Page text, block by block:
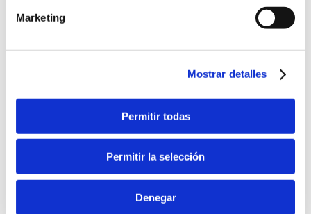
Marketing
Mostrar detalles
Permitir todas
Permitir la selección
Denegar